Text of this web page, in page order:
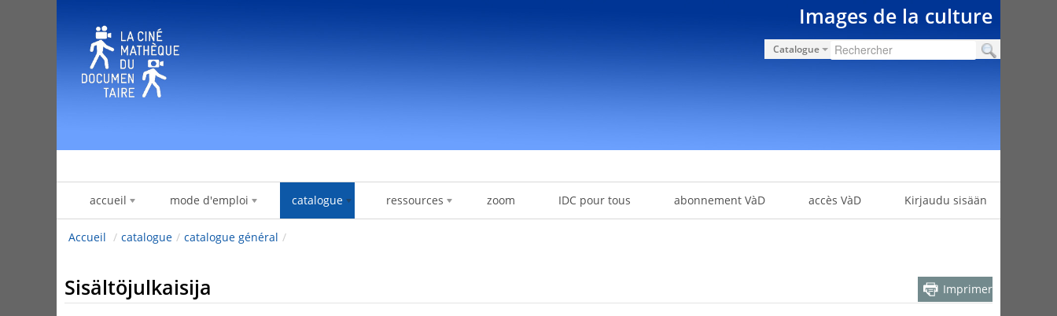
Images de la culture
Catalogue
accueil mode d'emploi catalogue ressources zoom IDC pour tous abonnement VàD accès VàD Kirjaudu sisään
Accueil / catalogue / catalogue général /
Sisältöjulkaisija Imprimer